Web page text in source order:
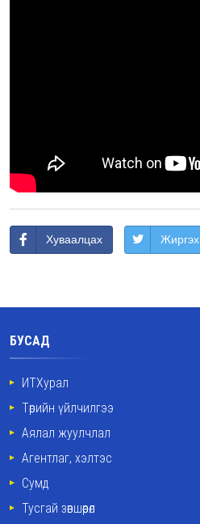
Хуваалцах Жиргэх
БУСАД
ИТХурал
Төрийн үйлчилгээ
Аялал жуулчлал
Агентлаг, хэлтэс
Сумд
Тусгай зөвшөөрөл